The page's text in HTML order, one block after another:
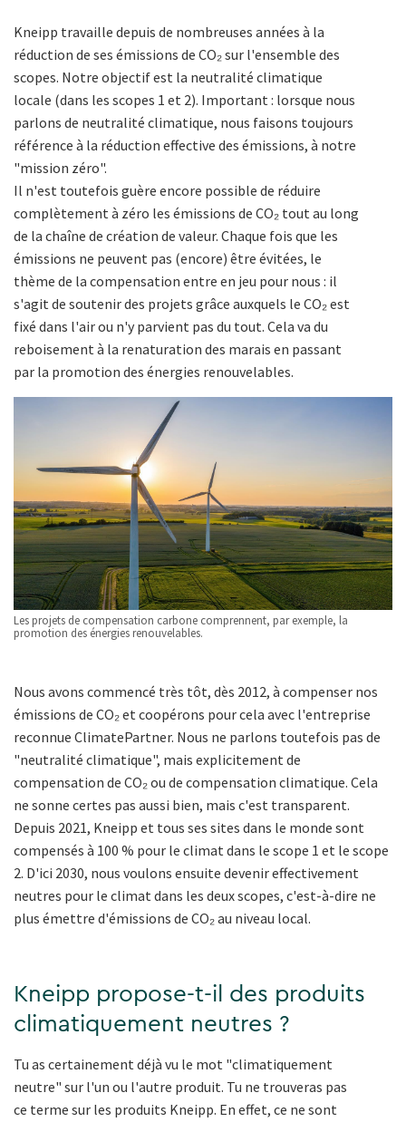
Les projets de compensation carbone comprennent, par exemple, la
promotion des énergies renouvelables.
Kneipp travaille depuis de nombreuses années à la
réduction de ses émissions de CO₂ sur l'ensemble des
scopes. Notre objectif est la neutralité climatique
locale (dans les scopes 1 et 2). Important : lorsque nous
parlons de neutralité climatique, nous faisons toujours
référence à la réduction effective des émissions, à notre
"mission zéro".
Il n'est toutefois guère encore possible de réduire
complètement à zéro les émissions de CO₂ tout au long
de la chaîne de création de valeur. Chaque fois que les
émissions ne peuvent pas (encore) être évitées, le
thème de la compensation entre en jeu pour nous : il
s'agit de soutenir des projets grâce auxquels le CO₂ est
fixé dans l'air ou n'y parvient pas du tout. Cela va du
reboisement à la renaturation des marais en passant
par la promotion des énergies renouvelables.
Nous avons commencé très tôt, dès 2012, à compenser nos
émissions de CO₂ et coopérons pour cela avec l'entreprise
reconnue ClimatePartner. Nous ne parlons toutefois pas de
"neutralité climatique", mais explicitement de
compensation de CO₂ ou de compensation climatique. Cela
ne sonne certes pas aussi bien, mais c'est transparent.
Depuis 2021, Kneipp et tous ses sites dans le monde sont
compensés à 100 % pour le climat dans le scope 1 et le scope
2. D'ici 2030, nous voulons ensuite devenir effectivement
neutres pour le climat dans les deux scopes, c'est-à-dire ne
plus émettre d'émissions de CO₂ au niveau local.
Kneipp propose-t-il des produits
climatiquement neutres ?
Tu as certainement déjà vu le mot "climatiquement
neutre" sur l'un ou l'autre produit. Tu ne trouveras pas
ce terme sur les produits Kneipp. En effet, ce ne sont